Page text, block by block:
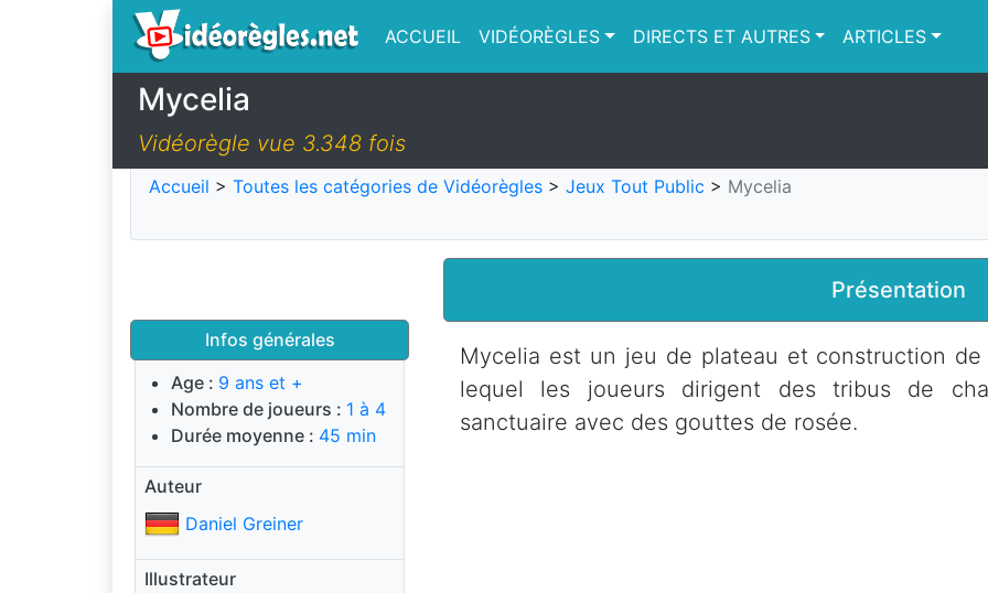
ACCUEIL VIDÉORÈGLES DIRECTS ET AUTRES ARTICLES
Mycelia
Vidéorègle vue 3.348 fois
Accueil > Toutes les catégories de Vidéorègles > Jeux Tout Public > Mycelia
Infos générales
Age : 9 ans et +
Nombre de joueurs : 1 à 4
Durée moyenne : 45 min
Auteur
Daniel Greiner
Illustrateur
Présentation
Mycelia est un jeu de plateau et construction
lequel les joueurs dirigent des tribus de
sanctuaire avec des gouttes de rosée.